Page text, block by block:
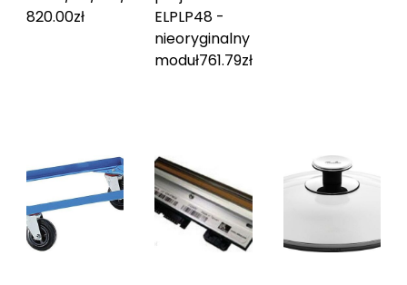
820.00zł
ELPLP48 -
nieoryginalny
moduł761.79zł